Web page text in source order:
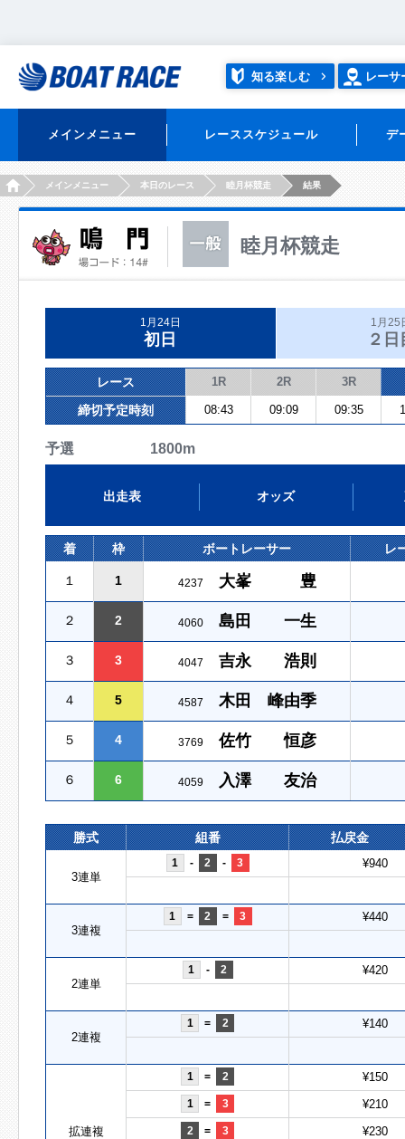
知る楽しむ レーサ
メインメニュー レーススケジュール デ
HOMEメインメニュー 本日のレース 睦月杯競走 結果
睦月杯競走
1月24日
初日
1月25
２日
レース 1R 2R 3R
締切予定時刻 08:43 09:09 09:35
予選 1800m
出走表 オッズ
着 枠 ボートレーサー レ
１ 1 4237 大峯 豊
２ 2 4060 島田 一生
３ 3 4047 吉永 浩則
４ 5 4587 木田 峰由季
５ 4 3769 佐竹 恒彦
６ 6 4059 入澤 友治
勝式 組番 払戻金
3連単
1 - 2 - 3 ¥940
3連複
1 = 2 = 3 ¥440
2連単
1 - 2 ¥420
2連複
1 = 2 ¥140
拡連複
1 = 2 ¥150
1 = 3 ¥210
2 = 3 ¥230